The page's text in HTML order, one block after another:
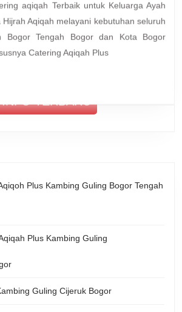
Spesial
Bogor
Tengah
Bogor
Aqiqah melayani kebutuhan seluruh
Bogor Tengah Bogor dan Kota Bogor
Catering Aqiqah Plus
INFO TERBARU
Plus Kambing Guling Bogor Tengah
Plus Kambing Guling
Guling Cijeruk Bogor